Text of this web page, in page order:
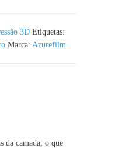
3D Etiquetas:
Marca: Azurefilm
da camada, o que